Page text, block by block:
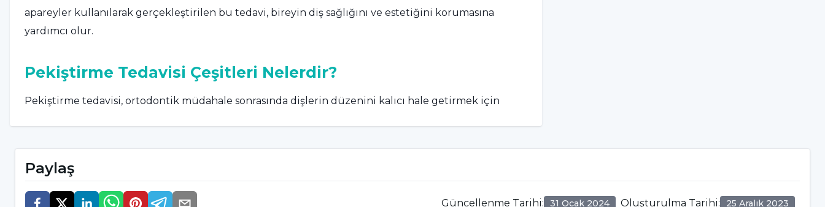
apareyler kullanılarak gerçekleştirilen bu tedavi, bireyin diş sağlığını ve estetiğini korumasına
yardımcı olur.
Pekiştirme Tedavisi Çeşitleri Nelerdir?
Pekiştirme tedavisi, ortodontik müdahale sonrasında dişlerin düzenini kalıcı hale getirmek için
Paylaş
Güncellenme Tarihi: 31 Ocak 2024 Oluşturulma Tarihi: 25 Aralık 2023